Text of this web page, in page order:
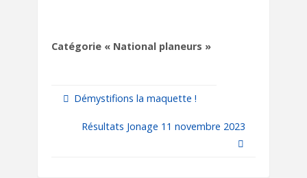
Catégorie « National planeurs »
Démystifions la maquette !
Résultats Jonage 11 novembre 2023